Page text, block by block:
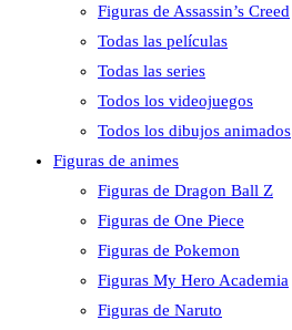
Figuras de Assassin’s Creed
Todas las películas
Todas las series
Todos los videojuegos
Todos los dibujos animados
Figuras de animes
Figuras de Dragon Ball Z
Figuras de One Piece
Figuras de Pokemon
Figuras My Hero Academia
Figuras de Naruto